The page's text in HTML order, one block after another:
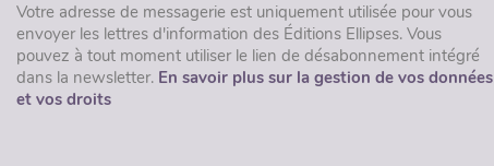
Votre adresse de messagerie est uniquement utilisée pour vous
envoyer les lettres d'information des Éditions Ellipses. Vous
pouvez à tout moment utiliser le lien de désabonnement intégré
dans la newsletter. En savoir plus sur la gestion de vos données
et vos droits